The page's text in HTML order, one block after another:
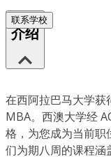
联系学校
介绍
在西阿拉巴马大学获
MBA。西澳大学经
格，为您成为当前职
们为期八周的课程涵